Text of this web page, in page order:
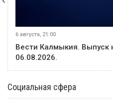
6 августа, 21:00
Вести Калмыкия. Выпуск
06.08.2026.
Социальная сфера